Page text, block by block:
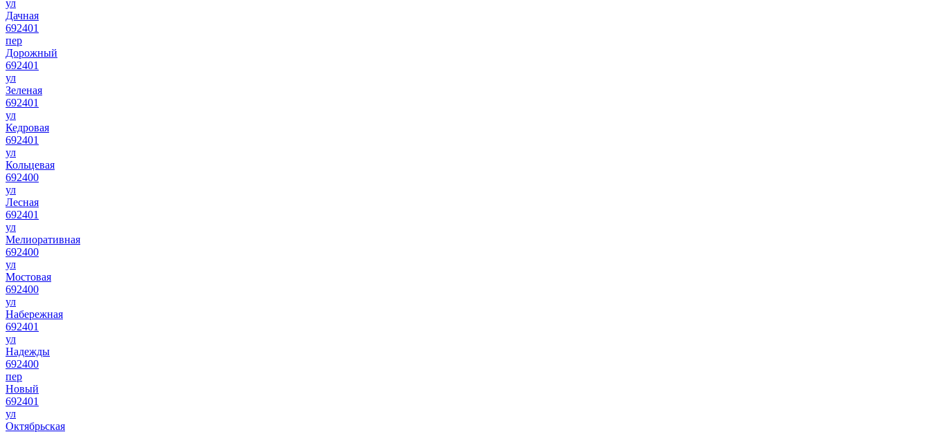
ул
Дачная
692401
пер
Дорожный
692401
ул
Зеленая
692401
ул
Кедровая
692401
ул
Кольцевая
692400
ул
Лесная
692401
ул
Мелиоративная
692400
ул
Мостовая
692400
ул
Набережная
692401
ул
Надежды
692400
пер
Новый
692401
ул
Октябрьская